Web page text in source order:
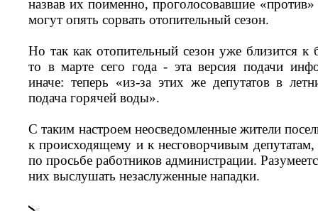
назвав их поименно, проголосовавшие
могут опять сорвать отопительный сезон.
Но так как отопительный сезон уже близится
то в марте сего года - эта версия подачи
иначе: теперь «из-за этих же депутатов в
подача горячей воды».
С таким настроем неосведомленные жители
к происходящему и к несговорчивым
по просьбе работников администрации.
них выслушать незаслуженные нападки.